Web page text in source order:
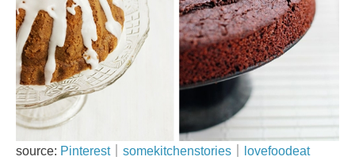
source: Pinterest｜ somekitchenstories lovefoodeat